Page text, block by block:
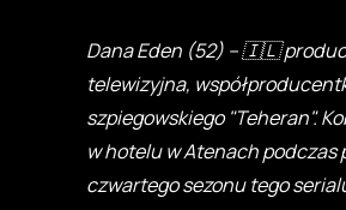
Dana Eden (52) – 🇮🇱
telewizyjna,
szpiegowskiego "Teheran".
w hotelu w Atenach podczas
czwartego sezonu tego